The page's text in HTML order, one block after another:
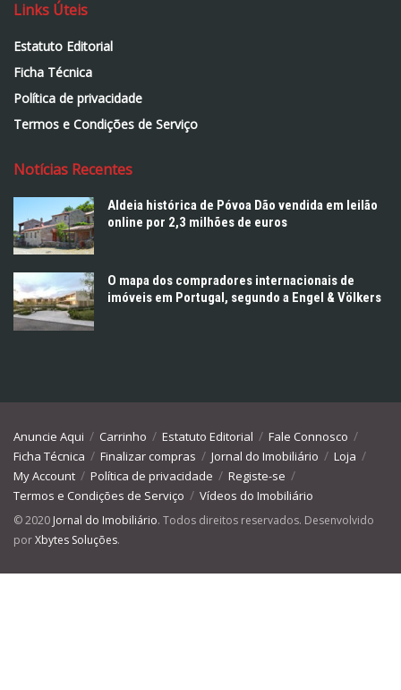
Links Úteis
Estatuto Editorial
Ficha Técnica
Política de privacidade
Termos e Condições de Serviço
Notícias Recentes
Aldeia histórica de Póvoa Dão vendida em leilão
online por 2,3 milhões de euros
O mapa dos compradores internacionais de
imóveis em Portugal, segundo a Engel & Völkers
Anuncie Aqui Carrinho Estatuto Editorial
Fale Connosco
Ficha Técnica
Finalizar compras Jornal do Imobiliário
Loja
My Account
Política de privacidade
Registe-se
Termos e Condições de Serviço
Vídeos do Imobiliário
© 2020 Jornal do Imobiliário. Todos direitos reservados. Desenvolvido
porXbytes Soluções.